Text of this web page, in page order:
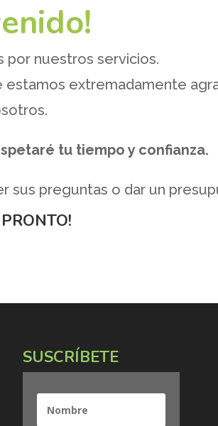
por nuestros servicios.
extremadamente
tu tiempo y confianza.
sus preguntas o dar un
SUSCRÍBETE